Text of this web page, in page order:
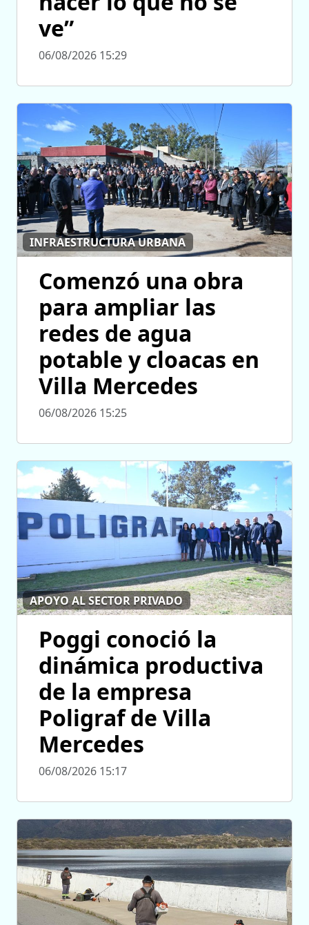
ve”
06/08/2026 15:29
INFRAESTRUCTURA URBANA
Comenzó una obra
para ampliar las
redes de agua
potable y cloacas en
Villa Mercedes
06/08/2026 15:25
APOYO AL SECTOR PRIVADO
Poggi conoció la
dinámica productiva
de la empresa
Poligraf de Villa
Mercedes
06/08/2026 15:17